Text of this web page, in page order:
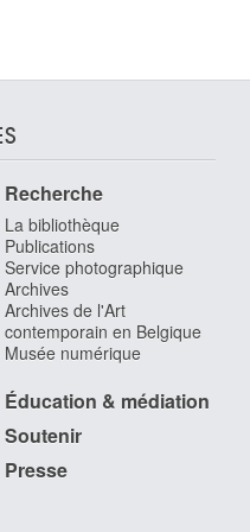
Zélande) 1956
(Angleterre, Royaume-Uni)
Royaume-Uni) 1792
du-Rhône (France) 1823 -
- 1772
Recherche
La bibliothèque
Publications
Service photographique
Archives
Archives de l'Art
contemporain en Belgique
Musée numérique
Éducation & médiation
Soutenir
Presse